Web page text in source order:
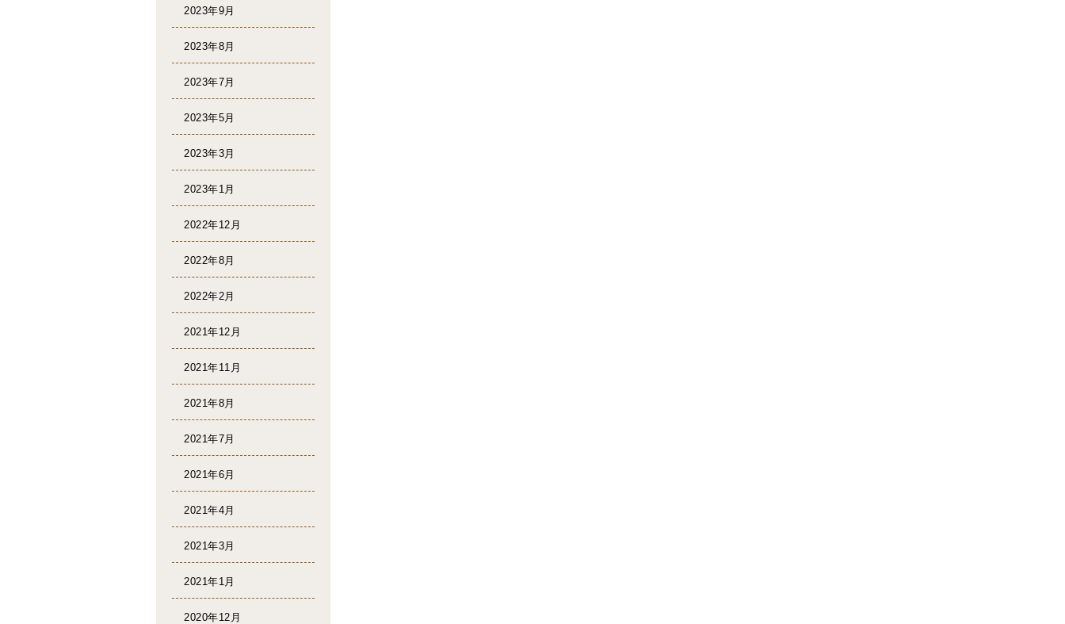
2023年9月
2023年8月
2023年7月
2023年5月
2023年3月
2023年1月
2022年12月
2022年8月
2022年2月
2021年12月
2021年11月
2021年8月
2021年7月
2021年6月
2021年4月
2021年3月
2021年1月
2020年12月